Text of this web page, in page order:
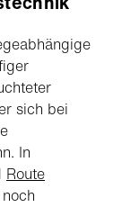
sich bei
In
Route